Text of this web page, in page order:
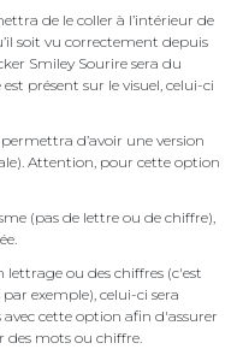
de le coller à l’intérieur de
soit vu correctement depuis
Smiley Sourire sera du
présent sur le visuel, celui-ci
d’avoir une version
Attention, pour cette option
(pas de lettre ou de chiffre),
ou des chiffres (c'est
exemple), celui-ci sera
cette option afin d'assurer
des mots ou chiffre.